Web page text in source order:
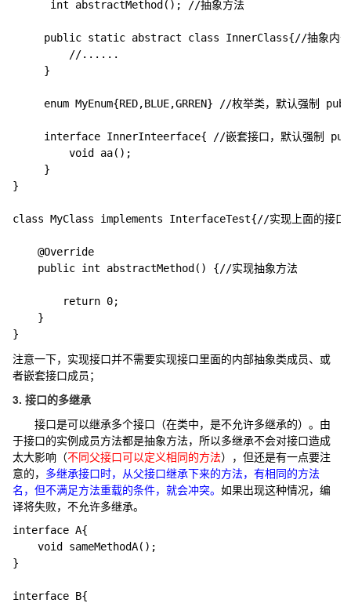
}
class MyClass implements InterfaceTest{//实现上面的接口
	@Override
注意一下，实现接口并不需要实现接口里面的内部抽象类成员、或
者嵌套接口成员；
3. 接口的多继承
接口是可以继承多个接口（在类中，是不允许多继承的）。由
于接口的实例成员方法都是抽象方法，所以多继承不会对接口造成
太大影响（不同父接口可以定义相同的方法），但还是有一点要注
意的， 多继承接口时，从父接口继承下来的方法，有相同的方法
名，但不满足方法重载的条件，就会冲突。如果出现这种情况，编
译将失败，不允许多继承。
interface A{
	void sameMethodA();
}
interface B{